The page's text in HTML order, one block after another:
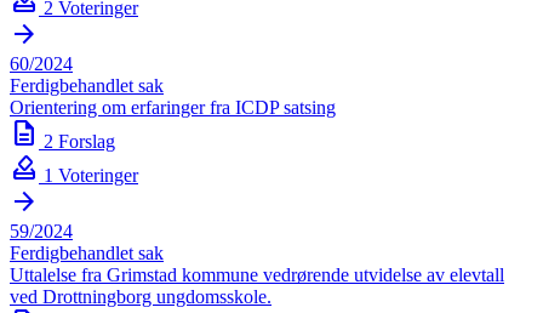
2 Voteringer
arrow_forward
60/2024
Ferdigbehandlet sak
Orientering om erfaringer fra ICDP satsing
description 2 Forslag
how_to_vote 1 Voteringer
arrow_forward
59/2024
Ferdigbehandlet sak
Uttalelse fra Grimstad kommune vedrørende utvidelse av elevtall
ved Drottningborg ungdomsskole.